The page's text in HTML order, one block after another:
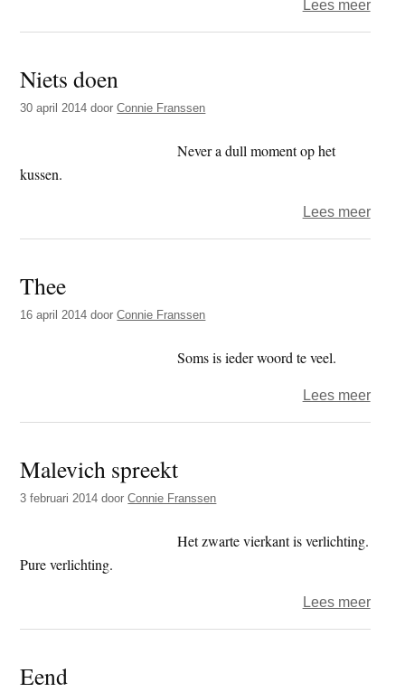
Lees meerover
Niets doen
30 april 2014 doorConnie Franssen
Never a dull moment op het
kussen.
Lees meerover
Thee
16 april 2014 doorConnie Franssen
Soms is ieder woord te veel.
Lees meerover
Malevich spreekt
3 februari 2014 doorConnie Franssen
Het zwarte vierkant is verlichting.
Pure verlichting.
Lees meerover
Eend